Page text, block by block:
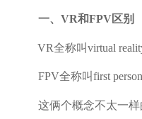
一、VR和FPV区别
VR全称叫virtual reality
FPV全称叫first person
这俩个概念不太一样